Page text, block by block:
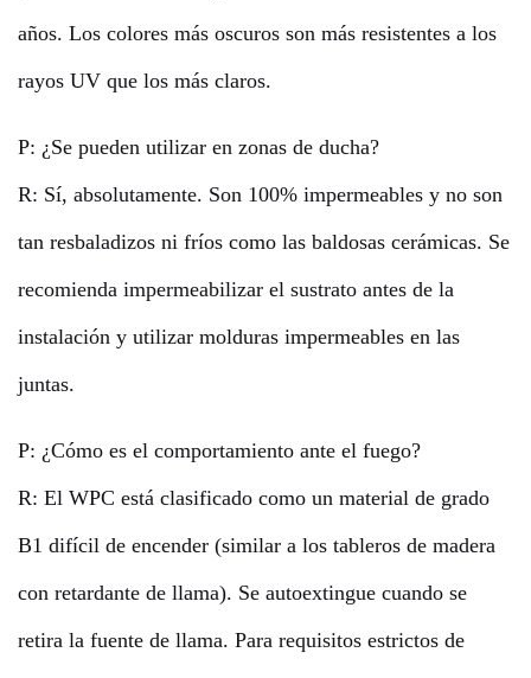
años. Los colores más oscuros son más resistentes a los
rayos UV que los más claros.
P: ¿Se pueden utilizar en zonas de ducha?
R: Sí, absolutamente. Son 100% impermeables y no son
tan resbaladizos ni fríos como las baldosas cerámicas. Se
recomienda impermeabilizar el sustrato antes de la
instalación y utilizar molduras impermeables en las
juntas.
P: ¿Cómo es el comportamiento ante el fuego?
R: El WPC está clasificado como un material de grado
B1 difícil de encender (similar a los tableros de madera
con retardante de llama). Se autoextingue cuando se
retira la fuente de llama. Para requisitos estrictos de